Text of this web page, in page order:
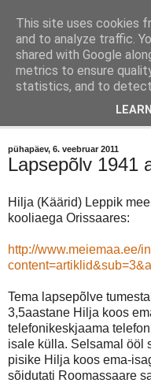
Orissaare
Toimkond on kõigile
pühapäev, 6. veebruar 2011
Lapsepõlv 1941
Hilja (Käärid) Leppik
kooliaega Orissaares:
http://www.meiemaa.ee/
Tema lapsepõlve
3,5aastane Hilja koos
telefonikeskjaama
isale külla. Selsamal ööl
pisike Hilja koos ema-
sõidutati Roomassaare
This site uses cookies
and to analyze traffic.
shared with Google
metrics to ensure
statistics, and to detect